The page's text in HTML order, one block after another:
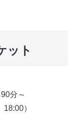
ット
分～
）